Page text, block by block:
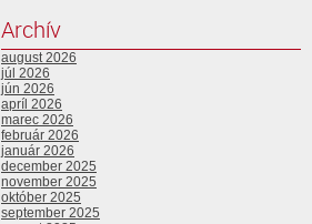
Archív
august 2026
júl 2026
jún 2026
apríl 2026
marec 2026
február 2026
január 2026
december 2025
november 2025
október 2025
september 2025